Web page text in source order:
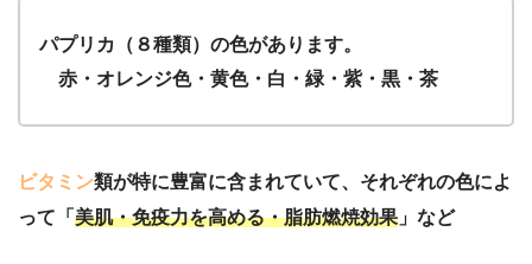
パプリカ（８種類）の色があります。
赤・オレンジ色・黄色・白・緑・紫・黒・茶
ビタミン類が特に豊富に含まれていて、それぞれの色によ
って「 美肌・免疫力を高める・脂肪燃焼効果 」など